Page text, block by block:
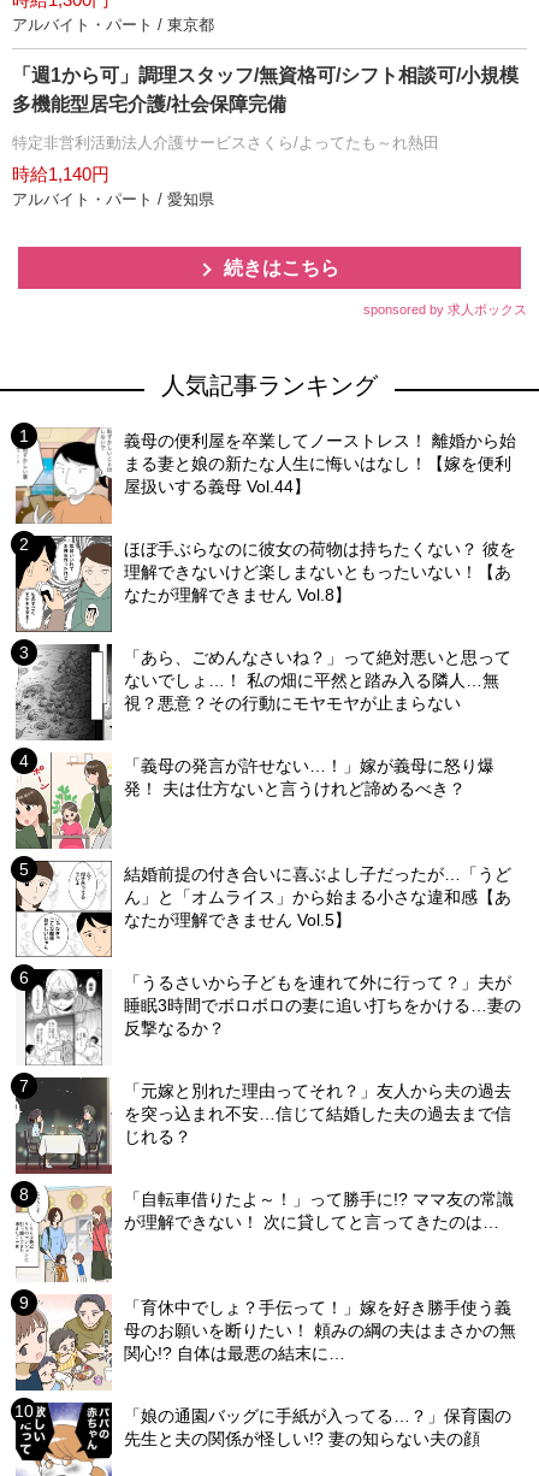
アルバイト・パート / 東京都
「週1から可」調理スタッフ/無資格可/シフト相談可/小規模
多機能型居宅介護/社会保障完備
特定非営利活動法人介護サービスさくら/よってたも～れ熱田
時給1,140円
アルバイト・パート / 愛知県
続きはこちら
sponsored by 求人ボックス
人気記事ランキング
義母の便利屋を卒業してノーストレス！ 離婚から始
まる妻と娘の新たな人生に悔いはなし！【嫁を便利
屋扱いする義母 Vol.44】
ほぼ手ぶらなのに彼女の荷物は持ちたくない？ 彼を
理解できないけど楽しまないともったいない！【あ
なたが理解できません Vol.8】
「あら、ごめんなさいね？」って絶対悪いと思って
ないでしょ…！ 私の畑に平然と踏み入る隣人…無
視？悪意？その行動にモヤモヤが止まらない
「義母の発言が許せない…！」嫁が義母に怒り爆
発！ 夫は仕方ないと言うけれど諦めるべき？
結婚前提の付き合いに喜ぶよし子だったが…「うど
ん」と「オムライス」から始まる小さな違和感【あ
なたが理解できません Vol.5】
「うるさいから子どもを連れて外に行って？」夫が
睡眠3時間でボロボロの妻に追い打ちをかける…妻の
反撃なるか？
「元嫁と別れた理由ってそれ？」友人から夫の過去
を突っ込まれ不安…信じて結婚した夫の過去まで信
じれる？
「自転車借りたよ～！」って勝手に!? ママ友の常識
が理解できない！ 次に貸してと言ってきたのは…
「育休中でしょ？手伝って！」嫁を好き勝手使う義
母のお願いを断りたい！ 頼みの綱の夫はまさかの無
関心!? 自体は最悪の結末に…
「娘の通園バッグに手紙が入ってる…？」保育園の
先生と夫の関係が怪しい!? 妻の知らない夫の顔